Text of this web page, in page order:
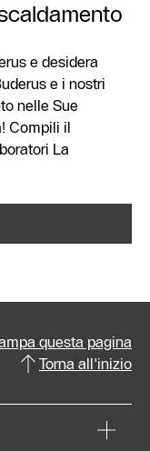
e desidera
e i nostri
nelle Sue
Compili il
La
questa pagina
Torna all'inizio